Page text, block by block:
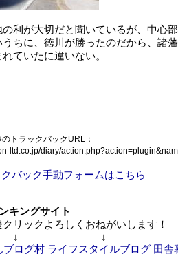
の利が大切だと聞いているが、中心
うちに、徳川が勝ったのだから、諸
ていたに違いない。
トラックバックURL：
ltd.co.jp/diary/
クバック手動フォームはこちら
キングサイト
ックよろしくおねがいします！
↓